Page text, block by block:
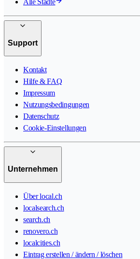
Alle Städte
Support
Kontakt
Hilfe & FAQ
Impressum
Nutzungsbedingungen
Datenschutz
Cookie-Einstellungen
Unternehmen
Über local.ch
localsearch.ch
search.ch
renovero.ch
localcities.ch
Eintrag erstellen / ändern / löschen